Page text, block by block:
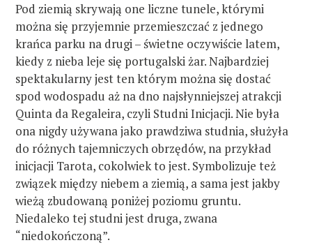
Pod ziemią skrywają one liczne tunele, którymi
można się przyjemnie przemieszczać z jednego
krańca parku na drugi – świetne oczywiście latem,
kiedy z nieba leje się portugalski żar. Najbardziej
spektakularny jest ten którym można się dostać
spod wodospadu aż na dno najsłynniejszej atrakcji
Quinta da Regaleira, czyli Studni Inicjacji. Nie była
ona nigdy używana jako prawdziwa studnia, służyła
do różnych tajemniczych obrzędów, na przykład
inicjacji Tarota, cokolwiek to jest. Symbolizuje też
związek między niebem a ziemią, a sama jest jakby
wieżą zbudowaną poniżej poziomu gruntu.
Niedaleko tej studni jest druga, zwana
“niedokończoną”.